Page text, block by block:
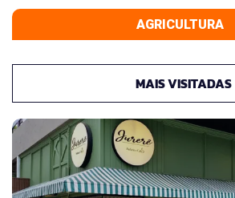
AGRICULTURA
MAIS VISITADAS